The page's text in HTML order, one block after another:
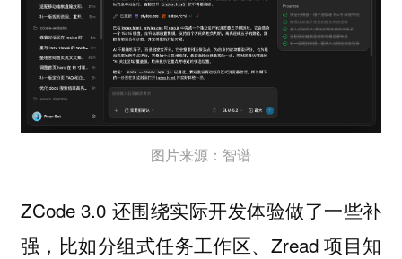
图片来源：智谱
ZCode 3.0 还围绕实际开发体验做了一些补
强，比如分组式任务工作区、Zread 项目知